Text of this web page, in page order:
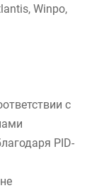
Winpo,
с
PID-